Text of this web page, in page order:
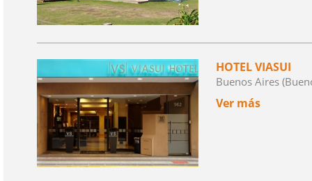
HOTEL VIASUI
Buenos Aires
Ver más